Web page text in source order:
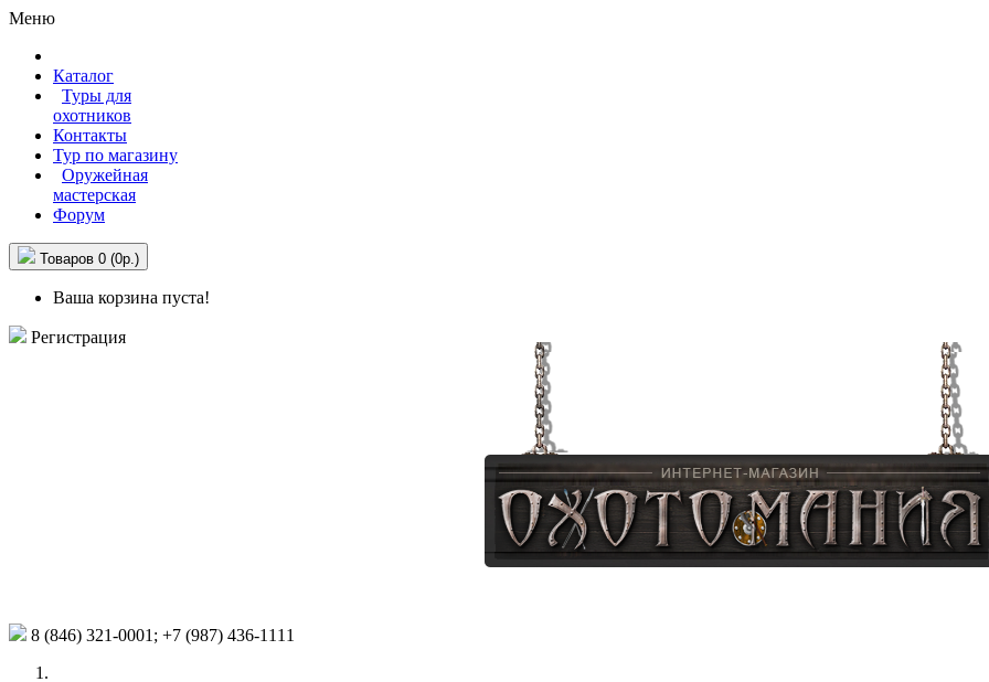
Меню
Каталог
Туры для
охотников
Контакты
Тур по магазину
Оружейная
мастерская
Форум
Товаров 0 (0р.)
Ваша корзина пуста!
Регистрация
8 (846) 321-0001; +7 (987) 436-1111